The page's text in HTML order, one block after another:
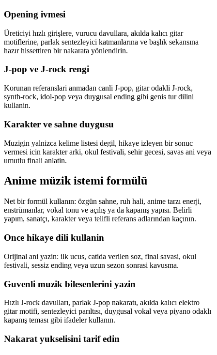
Opening ivmesi
Üreticiyi hızlı girişlere, vurucu davullara, akılda kalıcı gitar
motiflerine, parlak sentezleyici katmanlarına ve başlık sekansına
hazır hissettiren bir nakarata yönlendirin.
J-pop ve J-rock rengi
Korunan referanslari anmadan canli J-pop, gitar odakli J-rock,
synth-rock, idol-pop veya duygusal ending gibi genis tur dilini
kullanin.
Karakter ve sahne duygusu
Muzigin yalnizca kelime listesi degil, hikaye izleyen bir sonuc
vermesi icin karakter arki, okul festivali, sehir gecesi, savas ani veya
umutlu finali anlatin.
Anime müzik istemi formülü
Net bir formül kullanın: özgün sahne, ruh hali, anime tarzı enerji,
enstrümanlar, vokal tonu ve açılış ya da kapanış yapısı. Belirli
yapım, sanatçı, karakter veya telifli referans adlarından kaçının.
Once hikaye dili kullanin
Orijinal ani yazin: ilk ucus, catida verilen soz, final savasi, okul
festivali, sessiz ending veya uzun sezon sonrasi kavusma.
Guvenli muzik bilesenlerini yazin
Hızlı J-rock davulları, parlak J-pop nakaratı, akılda kalıcı elektro
gitar motifi, sentezleyici parıltısı, duygusal vokal veya piyano odaklı
kapanış teması gibi ifadeler kullanın.
Nakarat yukselisini tarif edin